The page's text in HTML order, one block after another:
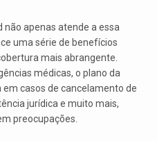
não apenas atende a essa
uma série de benefícios
mais abrangente.
médicas, o plano da
casos de cancelamento de
jurídica e muito mais,
preocupações.